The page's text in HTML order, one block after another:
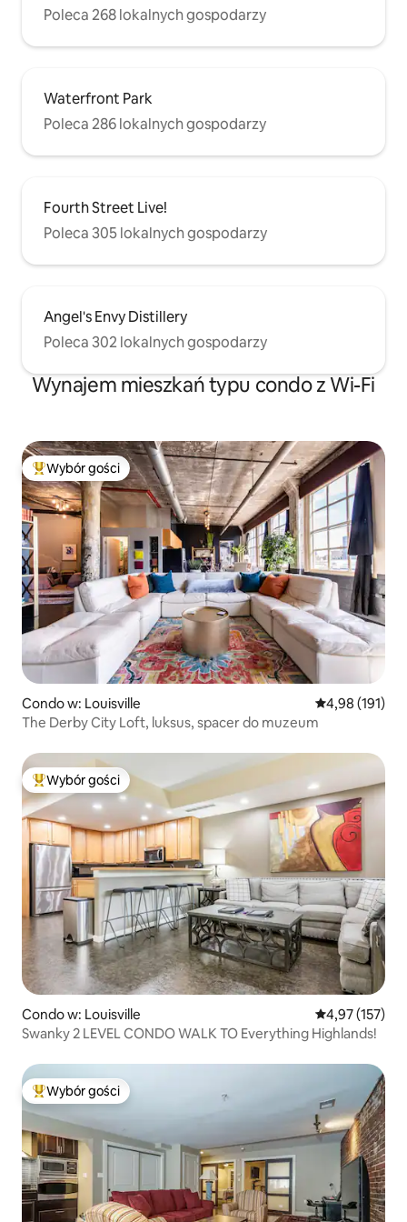
Poleca 268 lokalnych gospodarzy
Waterfront Park
Poleca 286 lokalnych gospodarzy
Fourth Street Live!
Poleca 305 lokalnych gospodarzy
Angel's Envy Distillery
Poleca 302 lokalnych gospodarzy
Wynajem mieszkań typu condo z Wi-Fi
Najpopularniejsze z kategorii Wybór gości
Wybór gości
Condo w: Louisville Średnia
4,98 (191)
The Derby City Loft, luksus, spacer do muzeum
Najpopularniejsze z kategorii Wybór gości
Wybór gości
Condo w: Louisville Średnia
4,97 (157)
Swanky 2 LEVEL CONDO WALK TO Everything Highlands!
Najpopularniejsze z kategorii Wybór gości
Wybór gości